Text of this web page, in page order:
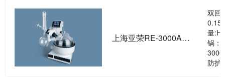
上海亚荣RE-3000AA旋转蒸发器
双回
量
锅：
防护